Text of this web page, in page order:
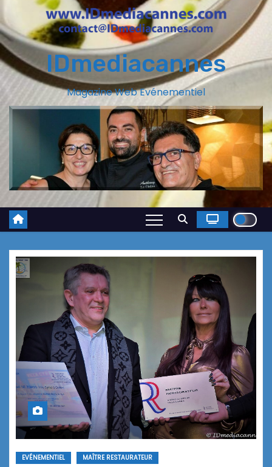
IDmediacannes
Magazine Web Evénementiel
EVÉNEMENTIEL MAÎTRE RESTAURATEUR